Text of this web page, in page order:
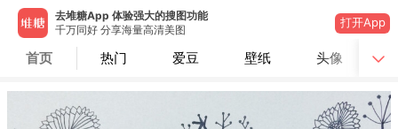
去堆糖App 体验强大的搜图功能
千万同好 分享海量高清美图
打开App
首页 热门 爱豆 壁纸 头像